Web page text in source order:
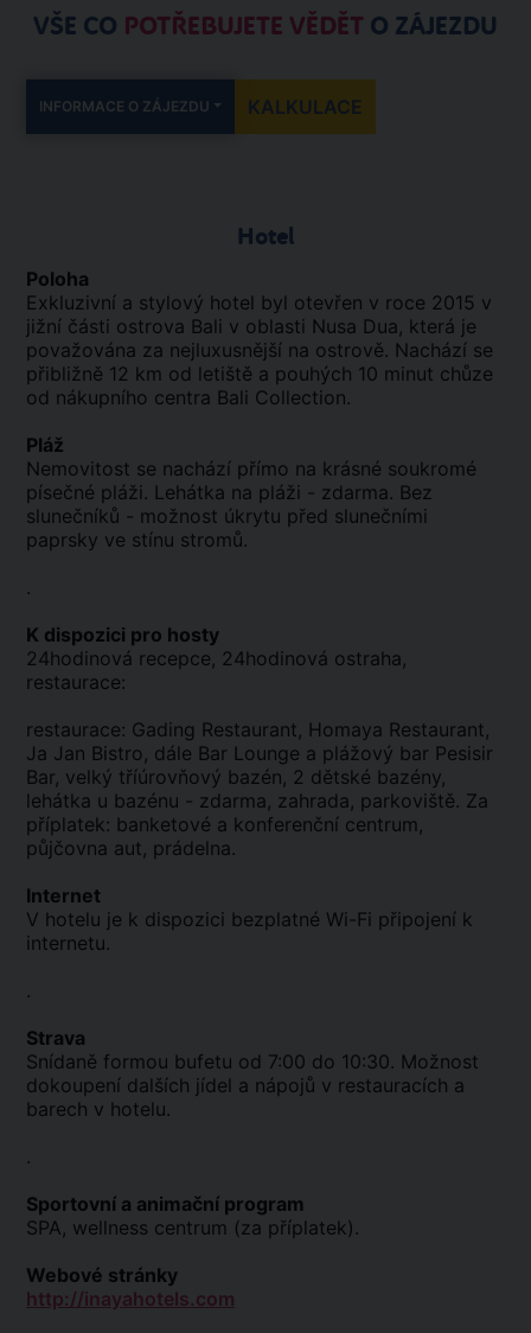
VŠE CO POTŘEBUJETE VĚDĚT O ZÁJEZDU
INFORMACE O ZÁJEZDU KALKULACE
Hotel
Poloha
Exkluzivní a stylový hotel byl otevřen v roce 2015 v
jižní části ostrova Bali v oblasti Nusa Dua, která je
považována za nejluxusnější na ostrově. Nachází se
přibližně 12 km od letiště a pouhých 10 minut chůze
od nákupního centra Bali Collection.
Pláž
Nemovitost se nachází přímo na krásné soukromé
písečné pláži. Lehátka na pláži - zdarma. Bez
slunečníků - možnost úkrytu před slunečními
paprsky ve stínu stromů.
.
K dispozici pro hosty
24hodinová recepce, 24hodinová ostraha,
restaurace:
restaurace: Gading Restaurant, Homaya Restaurant,
Ja Jan Bistro, dále Bar Lounge a plážový bar Pesisir
Bar, velký tříúrovňový bazén, 2 dětské bazény,
lehátka u bazénu - zdarma, zahrada, parkoviště. Za
příplatek: banketové a konferenční centrum,
půjčovna aut, prádelna.
Internet
V hotelu je k dispozici bezplatné Wi-Fi připojení k
internetu.
.
Strava
Snídaně formou bufetu od 7:00 do 10:30. Možnost
dokoupení dalších jídel a nápojů v restauracích a
barech v hotelu.
.
Sportovní a animační program
SPA, wellness centrum (za příplatek).
Webové stránky
http://inayahotels.com